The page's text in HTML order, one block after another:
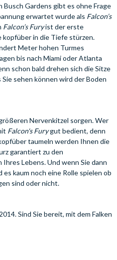
Busch Gardens gibt es ohne Frage
erwartet wurde als Falcon’s
Falcon’s Furyist der erste
kopfüber in die Tiefe stürzen.
Meter hohen Turmes
bis nach Miami oder Atlanta
schon bald drehen sich die Sitze
Sie sehen können wird der Boden
Nervenkitzel sorgen. Wer
Falcon's Furygut bedient, denn
taumeln werden Ihnen die
garantiert zu den
Lebens. Und wenn Sie dann
kaum noch eine Rolle spielen ob
sind oder nicht.
Sind Sie bereit, mit dem Falken